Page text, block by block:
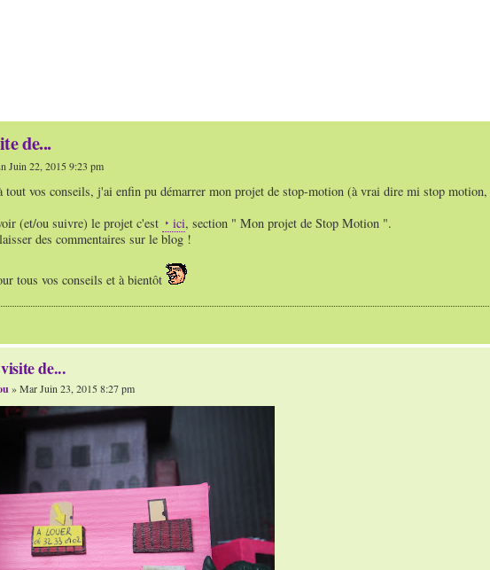
de...
Juin 22, 2015 9:23 pm
tout vos conseils, j'ai enfin pu démarrer mon projet de stop-motion (à vrai dire mi stop
(et/ou suivre) le projet c'est
ici, section " Mon projet de Stop Motion ".
des commentaires sur le blog !
tous vos conseils et à bientôt
de...
» Mar Juin 23, 2015 8:27 pm